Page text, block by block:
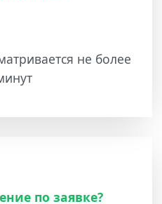
не более
по заявке?